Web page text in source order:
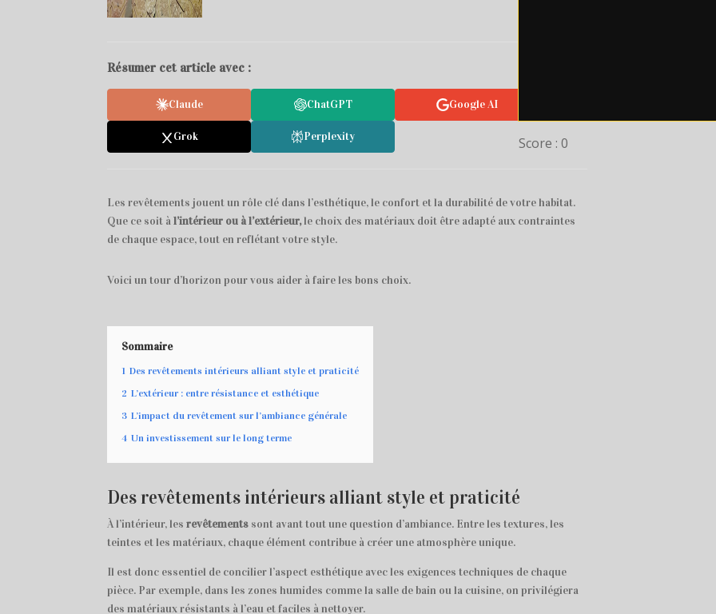
Résumer cet article avec :
Claude ChatGPT Google AI
Grok Perplexity
Les revêtements jouent un rôle clé dans l’esthétique, le confort et la durabilité de votre habitat.
Que ce soit àl’intérieur ou à l’extérieur,le choix des matériaux doit être adapté aux contraintes
de chaque espace, tout en reflétant votre style.
Voici un tour d’horizon pour vous aider à faire les bons choix.
Sommaire
1 Des revêtements intérieurs alliant style et praticité
2 L’extérieur : entre résistance et esthétique
3 L’impact du revêtement sur l’ambiance générale
4 Un investissement sur le long terme
Des revêtements intérieurs alliant style et praticité
À l’intérieur, lesrevêtements sont avant tout une question d’ambiance. Entre les textures, les
teintes et les matériaux, chaque élément contribue à créer une atmosphère unique.
Il est donc essentiel de concilier l’aspect esthétique avec les exigences techniques de chaque
pièce. Par exemple, dans les zones humides comme la salle de bain ou la cuisine, on privilégiera
des matériaux résistants à l’eau et faciles à nettoyer.
Score : 0